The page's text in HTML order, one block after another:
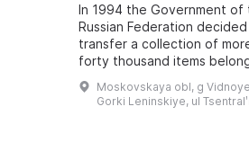
In 1994 the Government of
Russian Federation
transfer a collection of
forty thousand items
V.I. Lenin to the State
Museum‑Reserve 'Gorki
Moskovskaya obl, g
Gorki Leninskiye, ul